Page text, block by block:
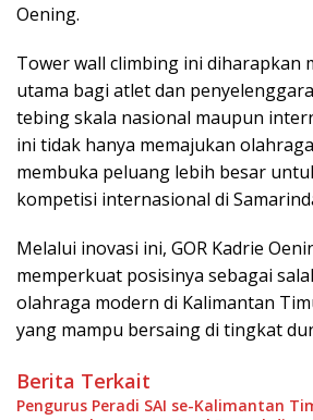
Oening.
Tower wall climbing ini diharapkan
utama bagi atlet dan
tebing skala nasional maupun
ini tidak hanya memajukan
membuka peluang lebih besar
kompetisi internasional di
Melalui inovasi ini, GOR Kadrie
memperkuat posisinya sebagai
olahraga modern di Kalimantan
yang mampu bersaing di tingkat
Berita Terkait
Pengurus Peradi SAI se-Kalimantan